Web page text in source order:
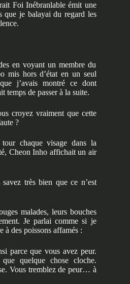
Foi Inébranlable émit une
que je balayai du regard les
en voyant un membre du
mis hors d’état en un seul
j’avais montré ce dont
temps de passer à la suite.
croyez vraiment que cette
?
chaque visage dans la
Cheon Inho affichait un air
très bien que ce n’est
malades, leurs bouches
Je parlai comme si je
à des poissons affamés :
parce que vous avez peur.
quelque chose cloche.
Vous tremblez de peur… à